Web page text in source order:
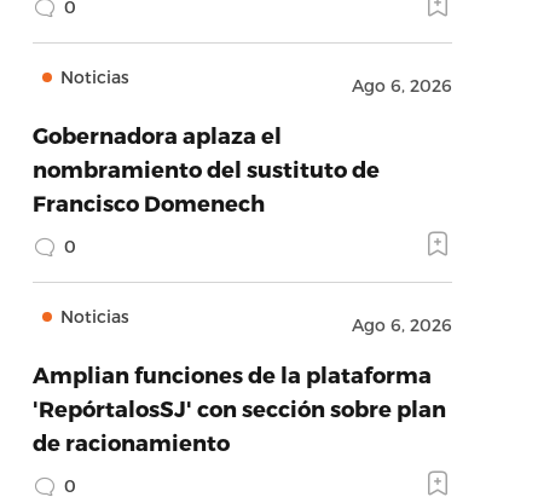
0
Noticias Ago 6, 2026
Gobernadora aplaza el
nombramiento del sustituto de
Francisco Domenech
0
Noticias Ago 6, 2026
Amplian funciones de la plataforma
'RepórtalosSJ' con sección sobre plan
de racionamiento
0